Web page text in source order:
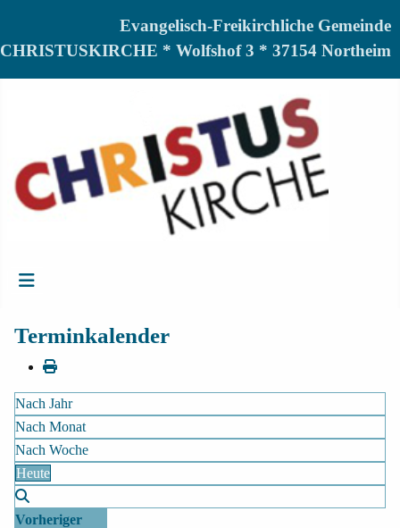
Evangelisch-Freikirchliche Gemeinde
CHRISTUSKIRCHE * Wolfshof 3 * 37154 Northeim
Terminkalender
Nach Jahr
Nach Monat
Nach Woche
Heute
Vorheriger